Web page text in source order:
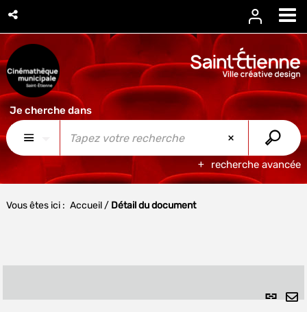
recherche avancée
Vous êtes ici : Accueil/ Détail du document
Lien